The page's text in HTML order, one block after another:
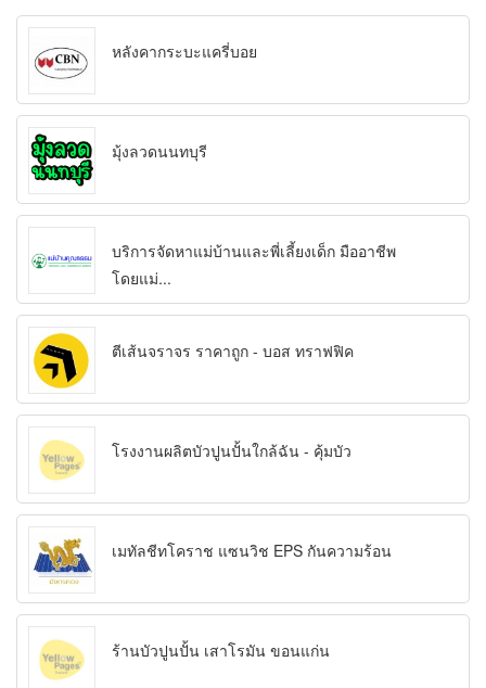
หลังคากระบะแครี่บอย
มุ้งลวดนนทบุรี
บริการจัดหาแม่บ้านและพี่เลี้ยงเด็ก มืออาชีพ
โดยแม่...
ตีเส้นจราจร ราคาถูก - บอส ทราฟฟิค
โรงงานผลิตบัวปูนปั้นใกล้ฉัน - คุ้มบัว
เมทัลชีทโคราช แซนวิช EPS กันความร้อน
ร้านบัวปูนปั้น เสาโรมัน ขอนแก่น